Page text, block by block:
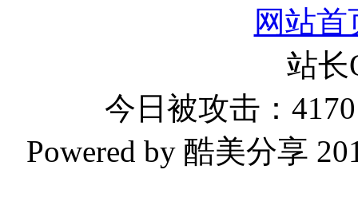
网站首
站
今日被攻击：
Powered by 酷美分享